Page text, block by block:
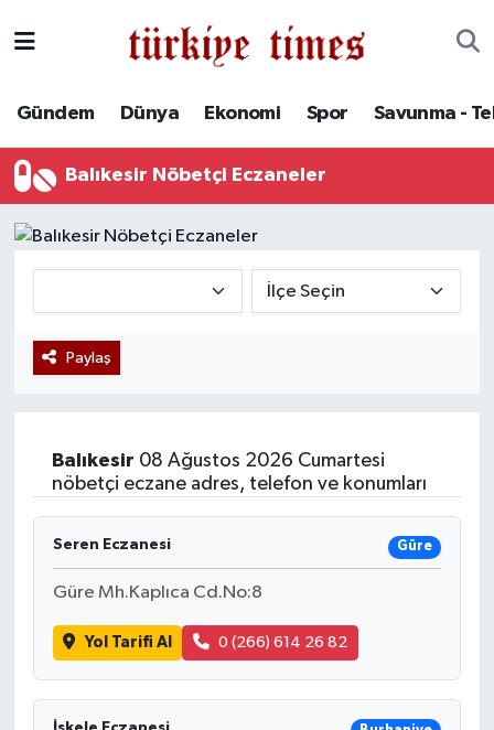
Gündem Dünya Ekonomi Spor Savunma -
Balıkesir Nöbetçi Eczaneler
Paylaş
Balıkesir 08 Ağustos 2026 Cumartesi
nöbetçi eczane adres, telefon ve konumları
Seren Eczanesi Güre
Güre Mh.Kaplıca Cd.No:8
Yol Tarifi Al 0 (266) 614 26 82
Savunma - Teknoloji
Kültür - Sanat
Son Dakika Haberleri
Haber Arşivi